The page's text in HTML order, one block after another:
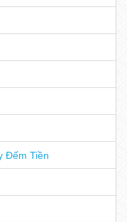
Đếm Tiền